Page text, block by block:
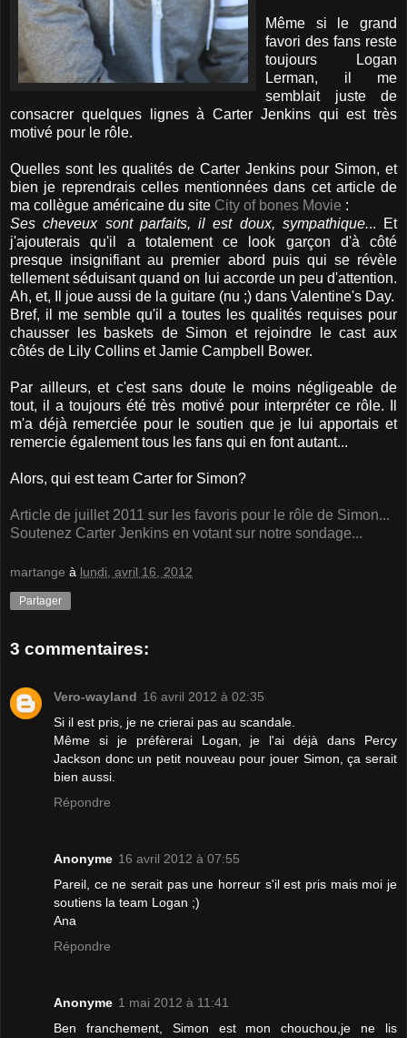
Même si le grand
favori des fans reste
toujours Logan
Lerman, il me
semblait juste de
consacrer quelques lignes à Carter Jenkins qui est très
motivé pour le rôle.
Quelles sont les qualités de Carter Jenkins pour Simon, et
bien je reprendrais celles mentionnées dans cet article de
ma collègue américaine du site City of bones Movie :
Ses cheveux sont parfaits, il est doux, sympathique... Et
j'ajouterais qu'il a totalement ce look garçon d'à côté
presque insignifiant au premier abord puis qui se révèle
tellement séduisant quand on lui accorde un peu d'attention.
Ah, et, Il joue aussi de la guitare (nu ;) dans Valentine's Day.
Bref, il me semble qu'il a toutes les qualités requises pour
chausser les baskets de Simon et rejoindre le cast aux
côtés de Lily Collins et Jamie Campbell Bower.
Par ailleurs, et c'est sans doute le moins négligeable de
tout, il a toujours été très motivé pour interpréter ce rôle. Il
m'a déjà remerciée pour le soutien que je lui apportais et
remercie également tous les fans qui en font autant...
Alors, qui est team Carter for Simon?
Article de juillet 2011 sur les favoris pour le rôle de Simon...
Soutenez Carter Jenkins en votant sur notre sondage...
martange à lundi, avril 16, 2012
Partager
3 commentaires:
Vero-wayland 16 avril 2012 à 02:35
Si il est pris, je ne crierai pas au scandale.
Même si je préfèrerai Logan, je l'ai déjà dans Percy
Jackson donc un petit nouveau pour jouer Simon, ça serait
bien aussi.
Répondre
Anonyme 16 avril 2012 à 07:55
Pareil, ce ne serait pas une horreur s'il est pris mais moi je
soutiens la team Logan ;)
Ana
Répondre
Anonyme 1 mai 2012 à 11:41
Ben franchement, Simon est mon chouchou,je ne lis